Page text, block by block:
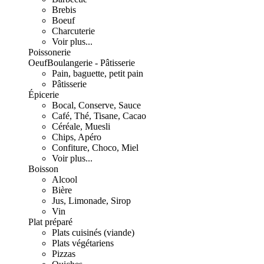
Brebis
Boeuf
Charcuterie
Voir plus...
Poissonerie
OeufBoulangerie - Pâtisserie
Pain, baguette, petit pain
Pâtisserie
Épicerie
Bocal, Conserve, Sauce
Café, Thé, Tisane, Cacao
Céréale, Muesli
Chips, Apéro
Confiture, Choco, Miel
Voir plus...
Boisson
Alcool
Bière
Jus, Limonade, Sirop
Vin
Plat préparé
Plats cuisinés (viande)
Plats végétariens
Pizzas